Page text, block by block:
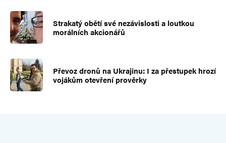
Strakatý obětí své nezávislosti a loutkou
morálních akcionářů
Převoz dronů na Ukrajinu: I za přestupek hrozí
vojákům otevření prověrky